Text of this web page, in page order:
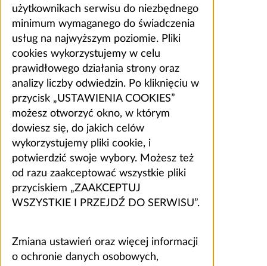
użytkownikach serwisu do niezbędnego
minimum wymaganego do świadczenia
usług na najwyższym poziomie. Pliki
cookies wykorzystujemy w celu
prawidłowego działania strony oraz
analizy liczby odwiedzin. Po kliknięciu w
przycisk „USTAWIENIA COOKIES”
możesz otworzyć okno, w którym
dowiesz się, do jakich celów
wykorzystujemy pliki cookie, i
potwierdzić swoje wybory. Możesz też
od razu zaakceptować wszystkie pliki
przyciskiem „ZAAKCEPTUJ
WSZYSTKIE I PRZEJDŹ DO SERWISU”.
Zmiana ustawień oraz więcej informacji
o ochronie danych osobowych,